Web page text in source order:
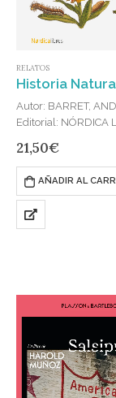
RELATOS
Historia
Autor: BARRET,
Editorial: NÓRDICA
ISBN: 979-13-
En Historia natural
Barrett nos muestra
talento para la
en grandes temas
21,50€
AÑADIR AL